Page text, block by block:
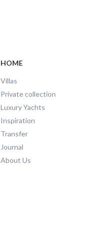
HOME
Villas
Private collection
Luxury Yachts
Inspiration
Transfer
Journal
About Us